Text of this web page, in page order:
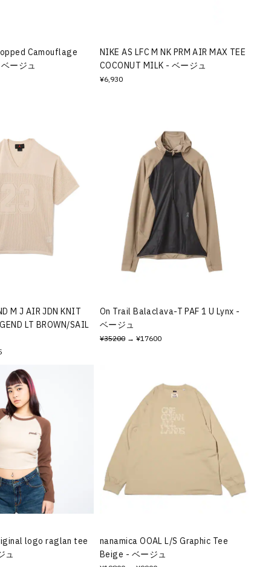
Camouflage
ージュ
NIKE AS LFC M NK PRM AIR MAX TEE
COCONUT MILK - ベージュ
¥6,930
M J AIR JDN KNIT
LT BROWN/SAIL
On Trail Balaclava-T PAF 1 U Lynx -
ベージュ
¥35200 → ¥17600
logo raglan tee
ュ
nanamica OOAL L/S Graphic Tee
Beige - ベージュ